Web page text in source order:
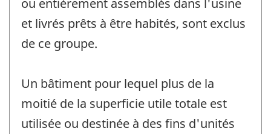
et livrés prêts à être habités, sont exclus
de ce groupe.
Un bâtiment pour lequel plus de la
moitié de la superficie utile totale est
utilisée ou destinée à des fins d'unités